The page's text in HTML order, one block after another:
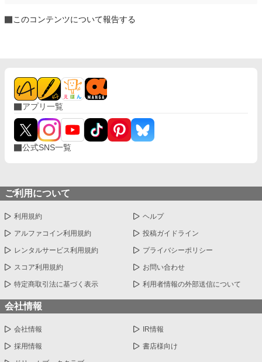
このコンテンツについて報告する
アプリ一覧
公式SNS一覧
ご利用について
利用規約 ヘルプ
アルファコイン利用規約 投稿ガイドライン
レンタルサービス利用規約 プライバシーポリシー
スコア利用規約 お問い合わせ
特定商取引法に基づく表示 利用者情報の外部送信について
会社情報
会社情報 IR情報
採用情報 書店様向け